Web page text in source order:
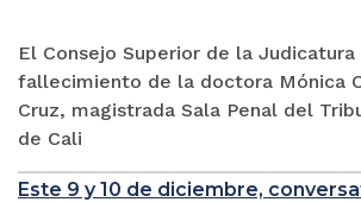
El Consejo Superior de la
fallecimiento de la doctora Mónica
Cruz, magistrada Sala Penal del
de Cali
Este 9 y 10 de diciembre,